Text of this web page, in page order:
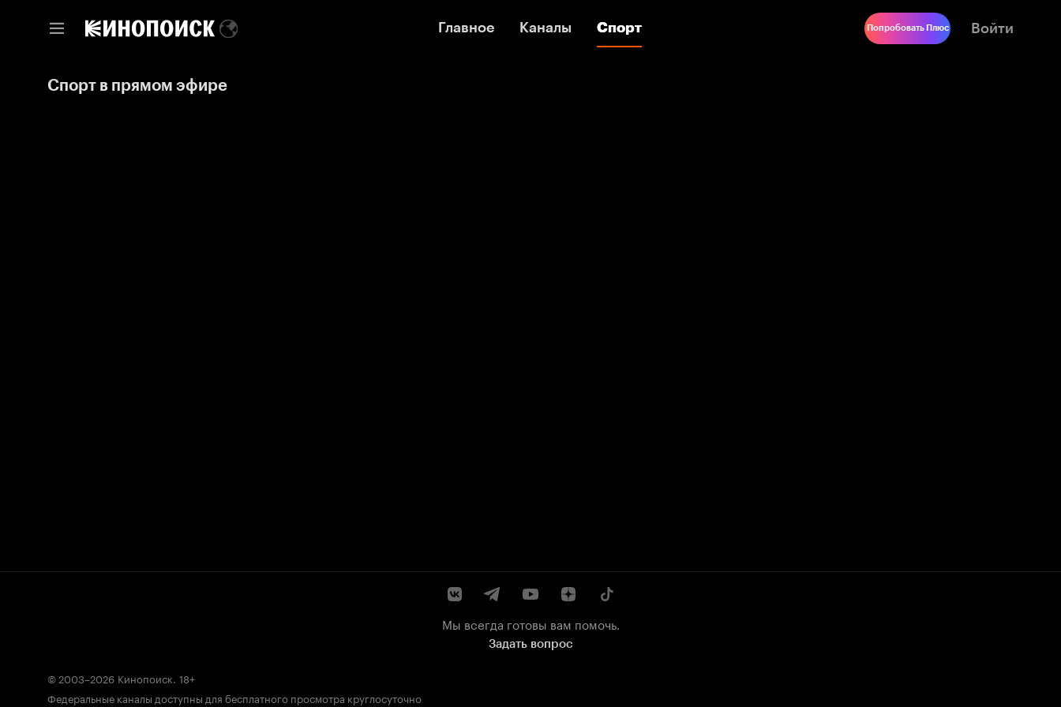
Главное Каналы Спорт
Главное Каналы Спорт Попробовать Плюс Войти
Спорт в прямом эфире
Мы всегда готовы вам помочь.
Задать вопрос
© 2003–2026 Кинопоиск. 18+
Федеральные каналы доступны для бесплатного просмотра круглосуточно